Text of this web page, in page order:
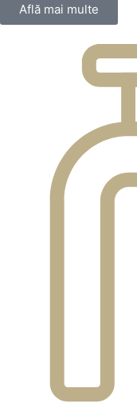
Află mai multe